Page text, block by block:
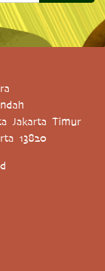
Jakarta Timur
13820